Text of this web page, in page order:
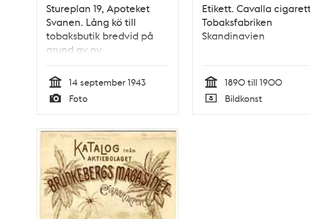
Stureplan 19, Apoteket
Svanen. Lång kö till
tobaksbutik bredvid på
grund av ny
ransoneringsperiod och
att de munstyckslösa
cigaretternas
poängvärde sänkts
Tid
14 september 1943
Typ
Foto
Etikett. Cavalla
Tobaksfabriken
Skandinavien
Tid
1890 till 1900
Typ
Bildkonst